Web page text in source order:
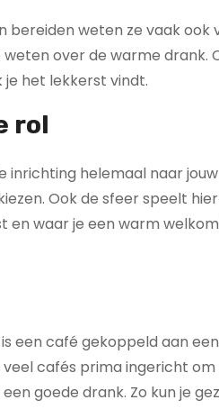
bereiden weten ze vaak ook
over de warme drank.
je het lekkerst vindt.
rol
inrichting helemaal naar
Ook de sfeer speelt
en waar je een warm
een café gekoppeld aan
cafés prima ingericht om
goede drank. Zo kun je